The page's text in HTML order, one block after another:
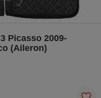
Picasso 2009-
(Aileron)